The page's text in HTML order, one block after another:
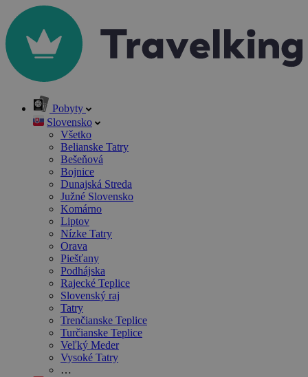
Pobyty
Slovensko
Všetko
Belianske Tatry
Bešeňová
Bojnice
Dunajská Streda
Južné Slovensko
Komárno
Liptov
Nízke Tatry
Orava
Piešťany
Podhájska
Rajecké Teplice
Slovenský raj
Tatry
Trenčianske Teplice
Turčianske Teplice
Veľký Meder
Vysoké Tatry
…